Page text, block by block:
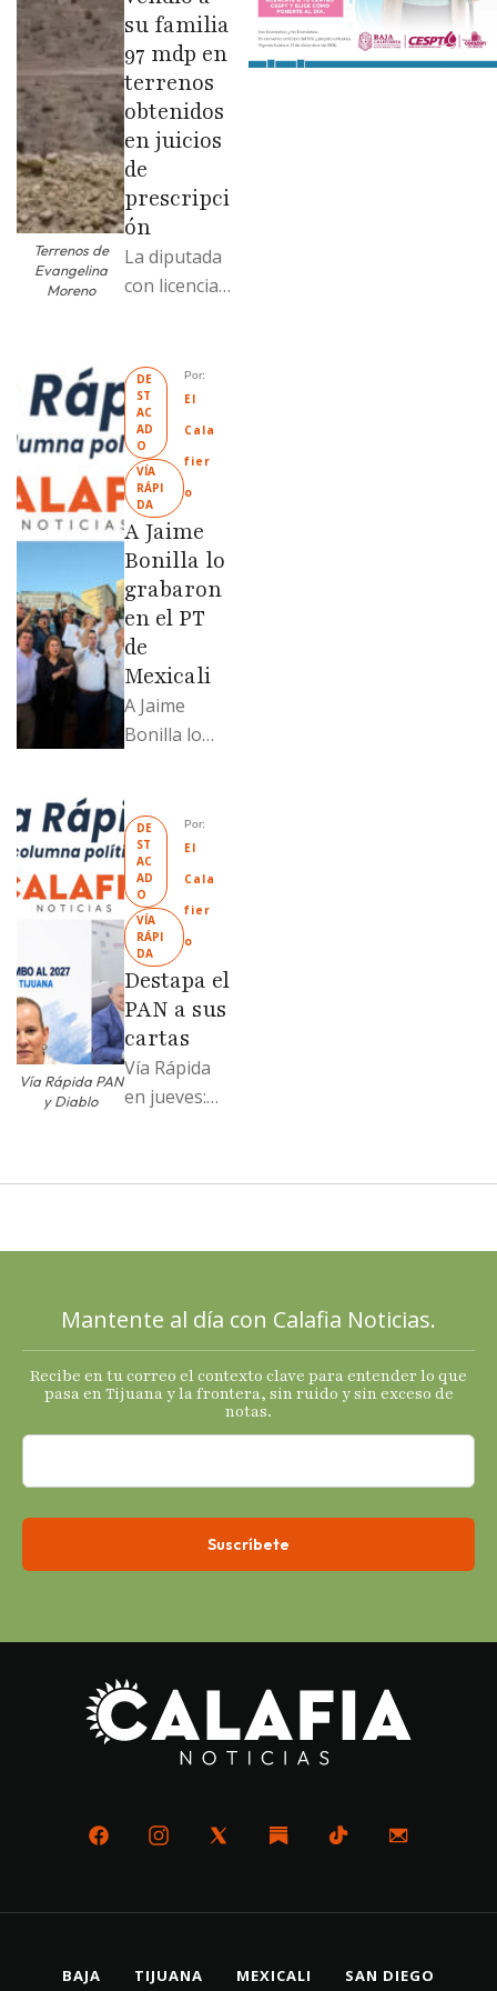
Terrenos de
Evangelina
Moreno
su familia
97 mdp en
terrenos
obtenidos
en juicios
de
prescripci
ón
La diputada
con licencia
antecedente
s de
prescripción
positiva; uno
fue
revendido
329% por
encima …
DE
ST
AC
AD
O
VÍA
RÁPI
DA
Por:
El
Cala
fier
o
A Jaime
Bonilla lo
grabaron
en el PT
de
Mexicali
A Jaime
Bonilla lo
Mexicali;
Llamadme
Ruffo
“Mandela”;
Evangelina
Moreno no
soportó; Los
…
Vía Rápida PAN
y Diablo
DE
ST
AC
AD
O
VÍA
RÁPI
DA
Por:
El
Cala
fier
o
Destapa el
PAN a sus
cartas
Vía Rápida
en jueves:
cartas; El
Mantente al día con Calafia Noticias.
Recibe en tu correo el contexto clave para entender lo que
pasa en Tijuana y la frontera, sin ruido y sin exceso de
notas.
BAJA TIJUANA MEXICALI SAN DIEGO